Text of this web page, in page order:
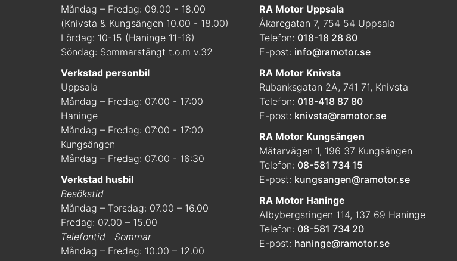
Måndag – Fredag: 09.00 - 18.00
(Knivsta & Kungsängen 10.00 - 18.00)
Lördag: 10-15 (Haninge 11-16)
Söndag: Sommarstängt t.o.m v.32
Verkstad personbil
Uppsala
Måndag – Fredag: 07:00 - 17:00
Haninge
Måndag – Fredag: 07:00 - 17:00
Kungsängen
Måndag – Fredag: 07:00 - 16:30
Verkstad husbil
Besökstid
Måndag – Torsdag: 07.00 – 16.00
Fredag: 07.00 – 15.00
Telefontid
Sommar
Måndag – Fredag: 10.00 – 12.00
RA Motor Uppsala
Åkaregatan 7, 754 54 Uppsala
Telefon: 018-18 28 80
E-post: info@ramotor.se
RA Motor Knivsta
Rubanksgatan 2A, 741 71, Knivsta
Telefon: 018-418 87 80
E-post: knivsta@ramotor.se
RA Motor Kungsängen
Mätarvägen 1, 196 37 Kungsängen
Telefon: 08-581 734 15
E-post: kungsangen@ramotor.se
RA Motor Haninge
Albybergsringen 114, 137 69 Haninge
Telefon: 08-581 734 20
E-post: haninge@ramotor.se